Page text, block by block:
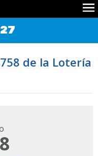
de la Lotería